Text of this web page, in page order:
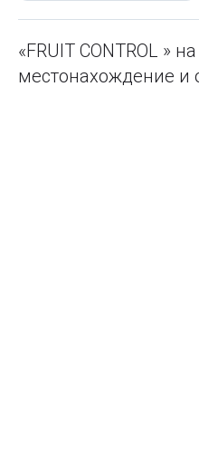
«FRUIT CONTROL »
местонахождение и